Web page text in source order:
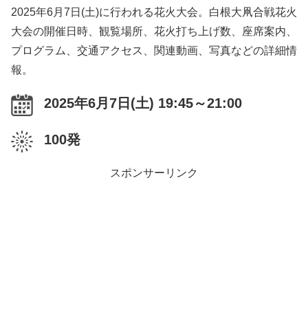
2025年6月7日(土)に行われる花火大会。白根大凧合戦花火
大会の開催日時、観覧場所、花火打ち上げ数、座席案内、
プログラム、交通アクセス、関連動画、写真などの詳細情
報。
2025年6月7日(土) 19:45～21:00
100発
スポンサーリンク